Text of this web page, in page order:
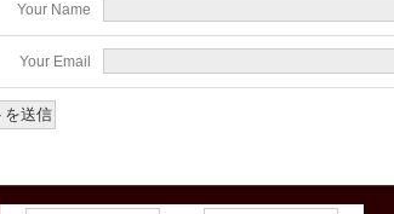
Your Name
Your Email